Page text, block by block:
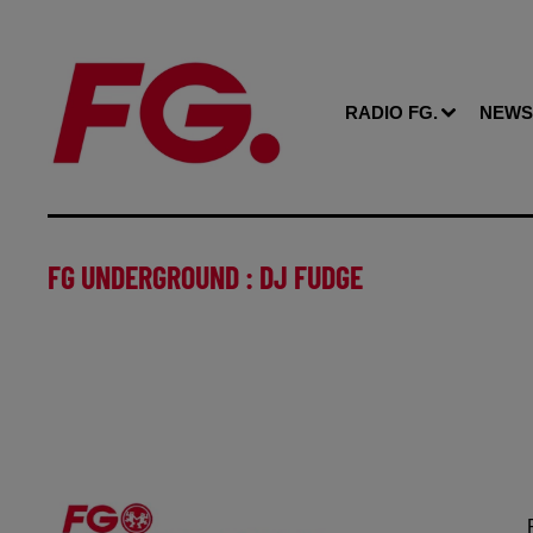
RADIO FG. NEWS
FG UNDERGROUND : DJ FUDGE